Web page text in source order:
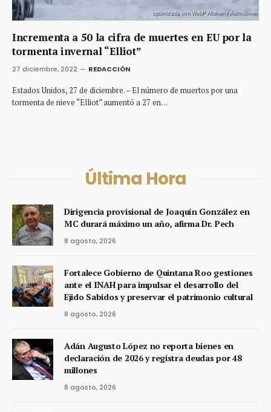
Incrementa a 50 la cifra de muertes en EU por la
tormenta invernal “Elliot”
27 diciembre, 2022 REDACCIÓN
Estados Unidos, 27 de diciembre. – El número de muertos por una
tormenta de nieve “Elliot” aumentó a 27 en…
Última Hora
Dirigencia provisional de Joaquín González en
MC durará máximo un año, afirma Dr. Pech
8 agosto, 2026
Fortalece Gobierno de Quintana Roo gestiones
ante el INAH para impulsar el desarrollo del
Ejido Sabidos y preservar el patrimonio cultural
8 agosto, 2026
Adán Augusto López no reporta bienes en
declaración de 2026 y registra deudas por 48
millones
8 agosto, 2026